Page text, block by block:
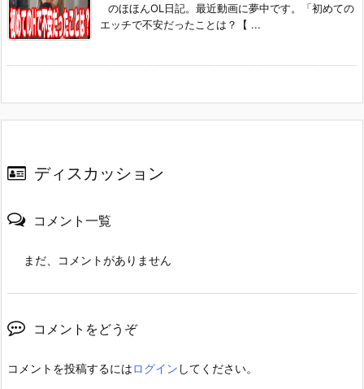
のほほんOL日記。最近動画に夢中です。「初めての
エッチで不安だったことは？【 ...
ディスカッション
コメント一覧
まだ、コメントがありません
コメントをどうぞ
コメントを投稿するにはログイン してください。